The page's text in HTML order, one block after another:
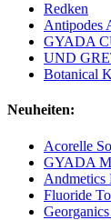
Redken
Antipodes
GYADA
UND
Botanical
Neuheiten:
Acorelle
GYADA
Andmetics
Fluoride